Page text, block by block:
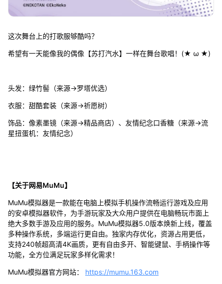
这次舞台上的打歌服够酷吗？
希望有一天能像我的偶像【苏打汽水】一样在舞台歌唱！(★ ω ★)
头发：绿竹髻（来源→罗塔优选）
衣服：甜酷套装（来源→祈愿树）
饰品：像素墨镜（来源→精品商店）、友情纪念口香糖（来源→流
星扭蛋机：友情纪念）
【关于网易MuMu】
MuMu模拟器是一款能在电脑上模拟手机操作流畅运行游戏及应用
的安卓模拟器软件，为手游玩家及大众用户提供在电脑畅玩市面上
绝大多数手游及应用的服务。MuMu模拟器5.0版本焕新上线，覆盖
多种操作系统，多端运行更自由。独家内存优化，资源占用更低，
支持240帧超高清4K画质，更有自由多开、智能键鼠、手柄操作等
功能，全方位满足玩家多样化需求！
MuMu模拟器官方网站： https://mumu.163.com